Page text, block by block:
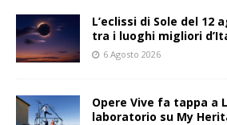
L’eclissi di Sole del 12
tra i luoghi migliori
6 Agosto 2026
Opere Vive fa tappa a
laboratorio su My